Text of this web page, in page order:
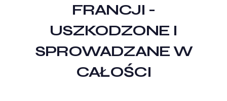
FRANCJI -
USZKODZONE I
SPROWADZANE W
CAŁOŚCI